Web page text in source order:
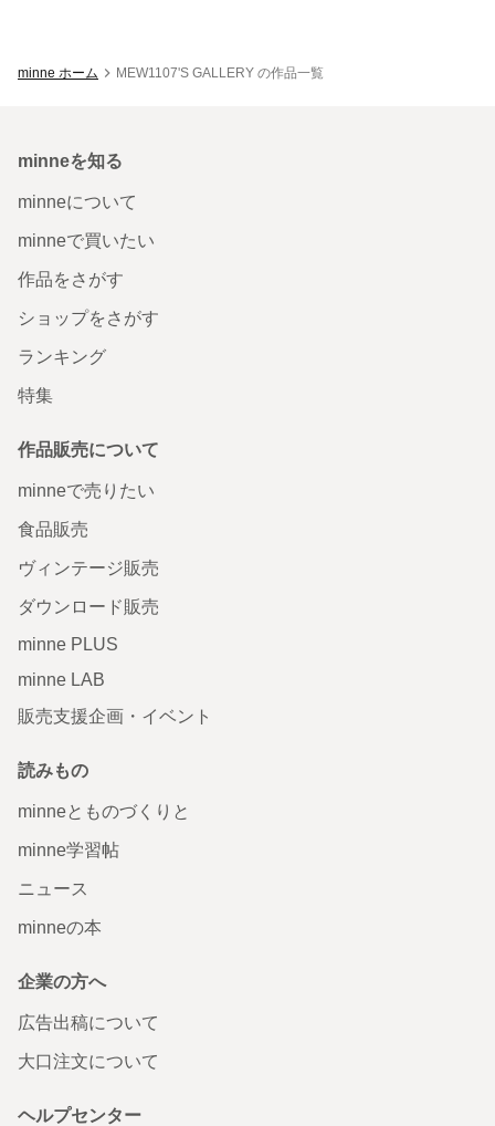
minne ホーム MEW1107'S GALLERY の作品一覧
minneを知る
minneについて
minneで買いたい
作品をさがす
ショップをさがす
ランキング
特集
作品販売について
minneで売りたい
食品販売
ヴィンテージ販売
ダウンロード販売
minne PLUS
minne LAB
販売支援企画・イベント
読みもの
minneとものづくりと
minne学習帖
ニュース
minneの本
企業の方へ
広告出稿について
大口注文について
ヘルプセンター